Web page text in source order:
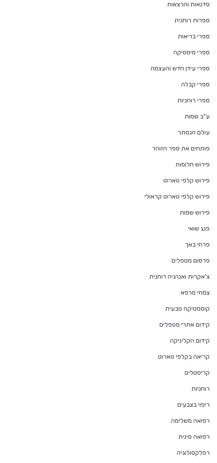
סדנאות והרצאות
ספרות רוחנית
ספרי בריאות
ספרי מיסטיקה
ספרי עידן חדש והעצמה
ספרי קבלה
ספרי רוחניות
ע"ב שמות
עולם הנסתר
פותחים את ספר הזוהר
פירוש חלומות
פירוש קלפי טארוט
פירוש קלפי טארוט קראולי
פירוש שמות
פנג שואי
פרחי באך
פרסום מטפלים
צ'אקרות ואנרגיה רוחנית
צמחי מרפא
קוסמטיקה טבעית
קידום אתרי מטפלים
קידום הקליניקה
קריאה בקלפי טארוט
קריסטלים
רוחניות
ריפוי בצבעים
רפואה משלימה
רפואה סינית
רפלקסולוגיה